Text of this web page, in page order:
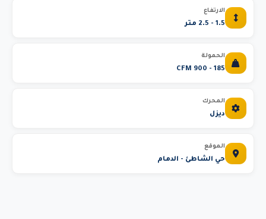
الارتفاع
1.5 - 2.5 متر
الحمولة
185 - 900 CFM
المحرك
ديزل
الموقع
حي الشاطئ - الدمام